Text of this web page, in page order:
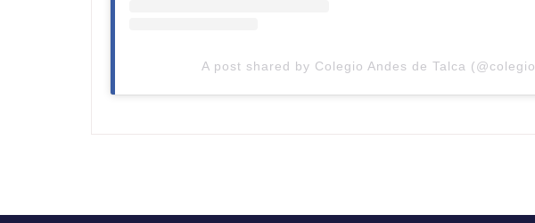
A post shared by Colegio Andes de Talca